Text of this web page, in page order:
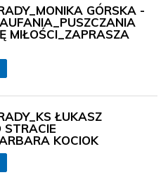
GÓRSKA -
MIŁOŚCI_ZAPRASZA
ŁUKASZ
STRACIE
KOCIOK